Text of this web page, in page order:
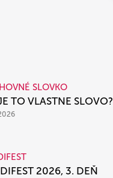
SLOVKO
TO VLASTNE SLOVO?
2026, 3. DEŇ